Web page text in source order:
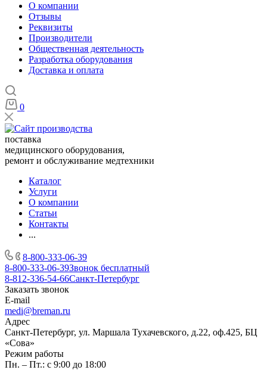
О компании
Отзывы
Реквизиты
Производители
Общественная деятельность
Разработка оборудования
Доставка и оплата
0
поставка
медицинского оборудования,
ремонт и обслуживание медтехники
Каталог
Услуги
О компании
Статьи
Контакты
...
8-800-333-06-39
8-800-333-06-39Звонок бесплатный
8-812-336-54-66Санкт-Петербург
Заказать звонок
E-mail
medi@breman.ru
Адрес
Санкт-Петербург, ул. Маршала Тухачевского, д.22, оф.425, БЦ
«Сова»
Режим работы
Пн. – Пт.: с 9:00 до 18:00